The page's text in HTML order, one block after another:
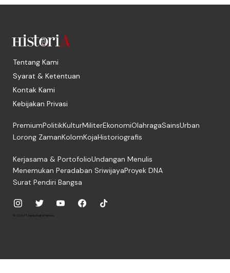
Tentang Kami
Syarat & Ketentuan
Kontak Kami
Kebijakan Privasi
PremiumPolitikKulturMiliterEkonomiOlahragaSainsUrban
Lorong ZamanKolomKojaHistoriografis
Kerjasama & PortofolioUndangan Menulis
Menemukan Peradaban SriwijayaProyek DNA
Surat Pendiri Bangsa
© 2026, PT. Media Digital Historia.